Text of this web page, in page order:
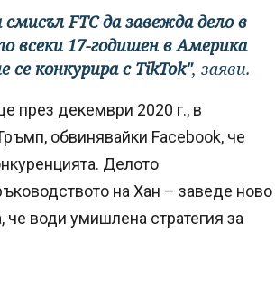
FTC да завежда дело в
всеки 17-годишен в Америка
се конкурира с TikTok", заяви.
през декември 2020 г., в
обвинявайки Facebook, че
Делото
на Хан – заведе ново
води умишлена стратегия за